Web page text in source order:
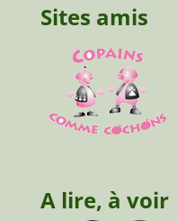
Sites amis
A lire, à voir